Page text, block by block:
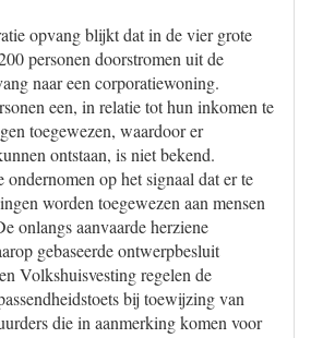
opvang blijkt dat in de vier grote
personen doorstromen uit de
naar een corporatiewoning.
een, in relatie tot hun inkomen te
toegewezen, waardoor er
ontstaan, is niet bekend.
ondernomen op het signaal dat er te
worden toegewezen aan mensen
onlangs aanvaarde herziene
gebaseerde ontwerpbesluit
Volkshuisvesting regelen de
bij toewijzing van
die in aanmerking komen voor